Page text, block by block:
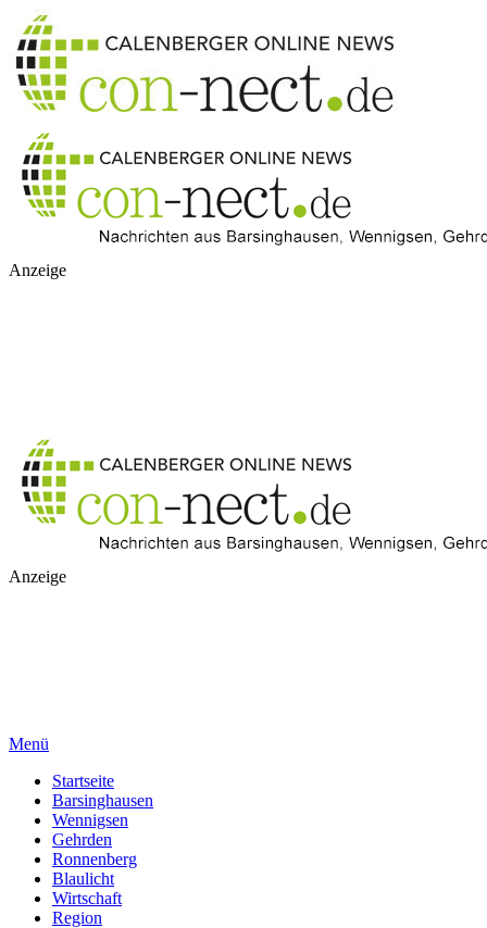
Anzeige
Anzeige
Menü
Startseite
Barsinghausen
Wennigsen
Gehrden
Ronnenberg
Blaulicht
Wirtschaft
Region